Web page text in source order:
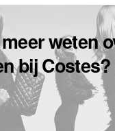
weten
bij Costes?